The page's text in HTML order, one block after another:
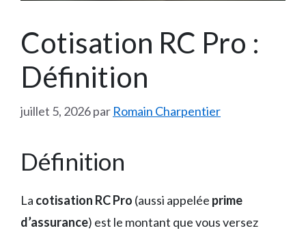
Cotisation RC Pro :
Définition
juillet 5, 2026par Romain Charpentier
Définition
La cotisation RC Pro (aussi appelée prime
d’assurance) est le montant que vous versez